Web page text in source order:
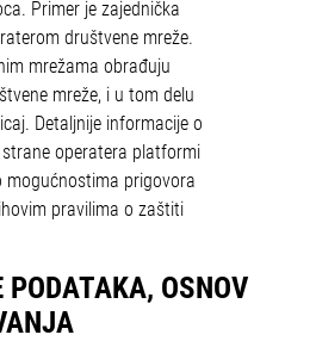
Primer je zajednička
društvene mreže.
mrežama obrađuju
mreže, i u tom delu
Detaljnije informacije o
operatera platformi
mogućnostima prigovora
pravilima o zaštiti
PODATAKA, OSNOV